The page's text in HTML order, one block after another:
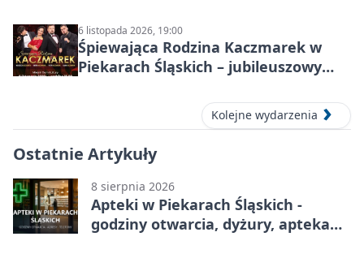
6 listopada 2026, 19:00
Śpiewająca Rodzina Kaczmarek w
Piekarach Śląskich – jubileuszowy
Kolejne wydarzenia
Ostatnie Artykuły
8 sierpnia 2026
Apteki w Piekarach Śląskich -
godziny otwarcia, dyżury, apteka